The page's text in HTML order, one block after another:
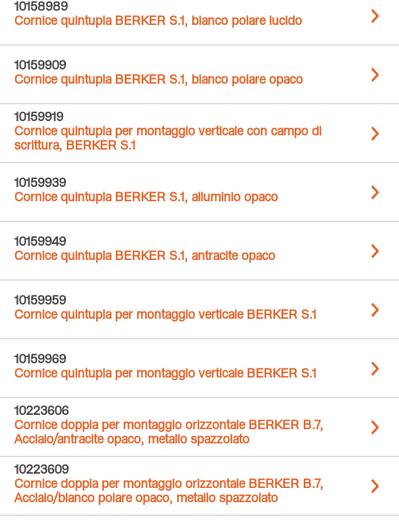
10158989
Cornice quintupla BERKER S.1, bianco polare lucido
10159909
Cornice quintupla BERKER S.1, bianco polare opaco
10159919
Cornice quintupla per montaggio verticale con campo di
scrittura, BERKER S.1
10159939
Cornice quintupla BERKER S.1, alluminio opaco
10159949
Cornice quintupla BERKER S.1, antracite opaco
10159959
Cornice quintupla per montaggio verticale BERKER S.1
10159969
Cornice quintupla per montaggio verticale BERKER S.1
10223606
Cornice doppia per montaggio orizzontale BERKER B.7,
Acciaio/antracite opaco, metallo spazzolato
10223609
Cornice doppia per montaggio orizzontale BERKER B.7,
Acciaio/bianco polare opaco, metallo spazzolato